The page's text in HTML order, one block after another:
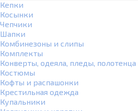
Кепки
Косынки
Чепчики
Шапки
Комбинезоны и слипы
Комплекты
Конверты, одеяла, пледы, полотенца
Костюмы
Кофты и распашонки
Крестильная одежда
Купальники